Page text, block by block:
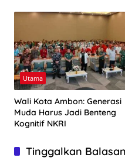
Utama
Wali Kota Ambon: Generasi
Muda Harus Jadi Benteng
Kognitif NKRI
Tinggalkan Balasan